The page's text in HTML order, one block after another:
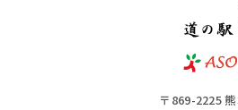
〒869-2225